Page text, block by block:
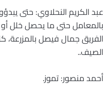
عبد الكريم النحلاوي: حتى
بالمعامل حتى ما يحصل خلل
الفريق جمال فيصل بالمزرعة،
الصيف..
أحمد منصور: تموز.